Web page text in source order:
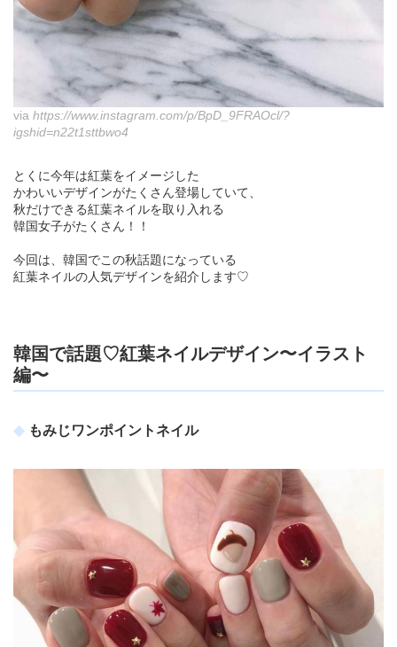
via https://www.instagram.com/p/BpD_9FRAOcl/?
igshid=n22t1sttbwo4
とくに今年は紅葉をイメージした
かわいいデザインがたくさん登場していて、
秋だけできる紅葉ネイルを取り入れる
韓国女子がたくさん！！
今回は、韓国でこの秋話題になっている
紅葉ネイルの人気デザインを紹介します♡
韓国で話題♡紅葉ネイルデザイン〜イラスト
編〜
もみじワンポイントネイル